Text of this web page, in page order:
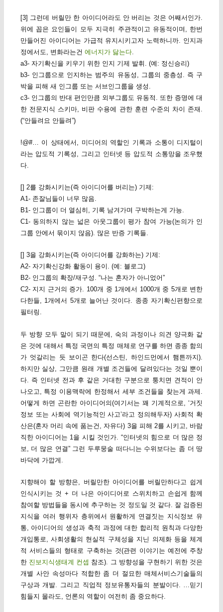
[3] 그런데 버릴만 한 아이디어라도 안 버리는 것은 어째서인가.
위에 꼽은 요인들이 모두 지극히 주관적이고 유동적이며, 한번
만들어진 아이디어는 가급적 유지시키고자 노력하니까. 인지과
정에서도, 변화라는건 에너지가 닳는다.
a3- 자기확신을 키우기 위한 인지 기제 발휘. (예: 정신승리)
b3- 인그룹으로 인지하는 범주의 유동성, 그룹의 중층성. 즉 구
박을 피해 새 인그룹 또는 서브인그룹을 생성.
c3- 인그룹의 반대 편인만큼 외부그룹도 유동적. 또한 증명에 대
한 전문지식 스키마, 비판 수용에 관한 훈련 수준의 차이 존재.
(“안들려요 안들려”)
!@#… 이 상태에서, 미디어의 역할인 기록과 소통이 디지털이
라는 압도적 기록성, 그리고 인터넷 등 압도적 소통망을 조우했
다.
[] 2를 강화시키는(즉 아이디어를 버리는) 기제:
A1- 존잘님들이 너무 많음.
B1- 인그룹이 더 열심히, 기록 남겨가며 구박하는게 가능.
C1- 동의하지 않는 넓은 아웃그룹이 평가 참여 가능(논의가 인
그룹 안에서 묶이지 않음). 많은 반증 기록들.
[] 3을 강화시키는(즉 아이디어를 강화하는) 기제:
A2- 자기확신강화 활동이 용이. (예: 블로그)
B2- 인그룹의 확장/재구성. “나는 혼자가 아니었어”
C2- 지지 근거의 증가. 100개 중 1개에서 1000개 중 5개로 변한
다한들, 1개에서 5개로 늘어난 것이다. 종종 자기확신편향으로
필터링.
두 방향 모두 말이 되기 때문에, 숙의 과정이나 의견 양극화 같
은 것에 대해서 특정 국면의 특정 매체로 연구를 하면 종종 함의
가 엇갈리는 듯 보이곤 한다(선스틴, 하인드먼에서 햄튼까지).
하지만 실상, 그만큼 원래 개별 조건들에 달려있다는 것일 뿐이
다. 즉 인터넷 전과 후 같은 거대한 구분으로 퉁치면 견적이 안
나오고, 특정 이용맥락에 한정해서 세부 조건들을 찾는게 과제.
어떻게 하면 곤란한 아이디어의(여기서는 꽤 기계적으로, ‘거짓
정보 또는 사회에 역기능적인 사고’라고 정의해두자) 사회적 확
산은(혼자 머리 속에 품는건, 자유다) 3을 피해 2를 시키고, 바람
직한 아이디어는 1을 시킬 것인가. “인터넷의 힘으로 더 많은 정
보, 더 많은 연결” 그런 두루뭉술 떠다니는 수위보다는 좀 더 땅
바닥에 가깝게.
지향해야 할 방향은, 버릴만한 아이디어를 버릴만하다고 쉽게
인식시키는 것 + 더 나은 아이디어로 스위치하고 손쉽게 함께
참여할 방법들을 동시에 추구하는 것 정도일 것 같다. 잘 검증된
지식을 여러 행위자 층위에서 원활하게 연결짓는 지식정보 유
통, 아이디어의 생성과 축적 과정에 대한 합리적 원칙과 다양한
개입통로, 사회생활의 현실적 구체성을 지닌 의제화 등을 체계
적 서비스들의 형태로 구축하는 것(관련 이야기는 예전에 주창
한 진보지식생태계 컨셉 참조). 그 방향성을 구현하기 위한 것은
개별 사안 속성마다 적합한 좀 더 절묘한 매체서비스기술들의
구상과 개발. 그리고 직업적 정보유통자들의 분발이다. …믿기
힘들지 몰라도, 언론의 역할이 여전히 좀 중요하다.